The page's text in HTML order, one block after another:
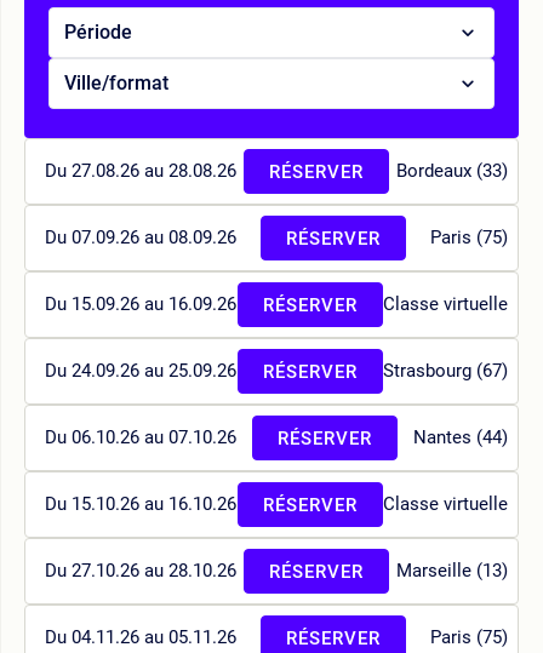
Période
Ville/format
Du 27.08.26 au 28.08.26 Bordeaux (33)
RÉSERVER
Du 07.09.26 au 08.09.26 Paris (75)
RÉSERVER
Du 15.09.26 au 16.09.26 Classe virtuelle
RÉSERVER
Du 24.09.26 au 25.09.26 Strasbourg (67)
RÉSERVER
Du 06.10.26 au 07.10.26 Nantes (44)
RÉSERVER
Du 15.10.26 au 16.10.26 Classe virtuelle
RÉSERVER
Du 27.10.26 au 28.10.26 Marseille (13)
RÉSERVER
Du 04.11.26 au 05.11.26 Paris (75)
RÉSERVER